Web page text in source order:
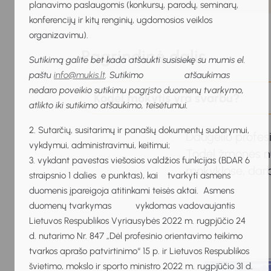
planavimo paslaugomis (konkursų, parodų, seminarų,
konferencijų ir kitų renginių, ugdomosios veiklos
organizavimu).
Sutikimą galite bet kada atšaukti susisiekę su mumis el.
paštu info@mukis.lt. Sutikimo atšaukimas
nedaro poveikio sutikimu pagrįsto duomenų tvarkymo,
atlikto iki sutikimo atšaukimo, teisėtumui.
2. Sutarčių, susitarimų ir panašių dokumentų sudarymui,
vykdymui, administravimui, keitimui;
3. vykdant pavestas viešosios valdžios funkcijas (BDAR 6
straipsnio 1 dalies e punktas), kai tvarkyti asmens
duomenis įpareigoja atitinkami teisės aktai. Asmens
duomenų tvarkymas vykdomas vadovaujantis
Lietuvos Respublikos Vyriausybės 2022 m. rugpjūčio 24
d. nutarimo Nr. 847 „Dėl profesinio orientavimo teikimo
tvarkos aprašo patvirtinimo“ 15 p. ir Lietuvos Respublikos
švietimo, mokslo ir sporto ministro 2022 m. rugpjūčio 31 d.
Pagrindinė dalis
Kodėl mokytis yra svarbu?
Daugelio
Todėl žmonės
mokyklose,